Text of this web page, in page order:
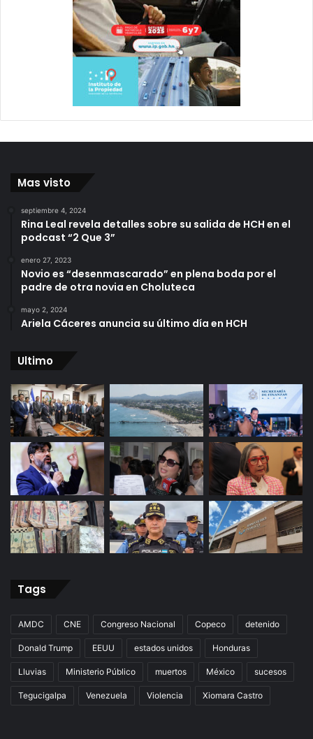
Mas visto
septiembre 4, 2024
Rina Leal revela detalles sobre su salida de HCH en el
podcast “2 Que 3”
enero 27, 2023
Novio es “desenmascarado” en plena boda por el
padre de otra novia en Choluteca
mayo 2, 2024
Ariela Cáceres anuncia su último día en HCH
Ultimo
Tags
AMDC CNE Congreso Nacional Copeco detenido
Donald Trump EEUU estados unidos Honduras
Lluvias Ministerio Público muertos México sucesos
Tegucigalpa Venezuela Violencia Xiomara Castro